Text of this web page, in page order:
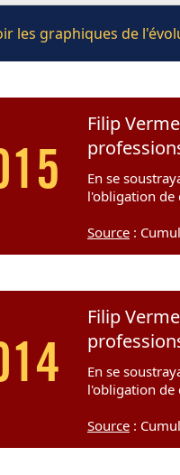
les graphiques de
Filip
En se
l'obligation de
Source :
Filip
En se
l'obligation de
Source :